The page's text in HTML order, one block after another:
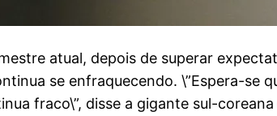
atual, depois de superar
se enfraquecendo. \”Espera-se
fraco\”, disse a gigante sul-